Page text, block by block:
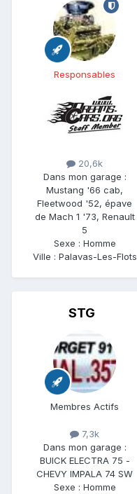
Responsables
20,6k
Dans mon garage :
Mustang '66 cab,
Fleetwood '52, épave
de Mach 1 '73, Renault
5
Sexe : Homme
Ville : Palavas-Les-Flots
STG
Membres Actifs
7,3k
Dans mon garage :
BUICK ELECTRA 75 -
CHEVY IMPALA 74 SW
Sexe : Homme